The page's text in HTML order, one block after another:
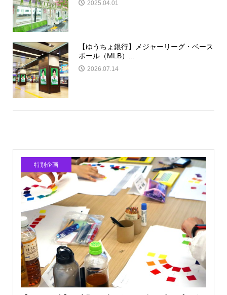
2025.04.01
【ゆうちょ銀行】メジャーリーグ・ベース
ボール（MLB）...
2026.07.14
特別企画